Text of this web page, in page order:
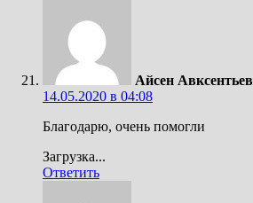
Айсен Авксентьев
14.05.2020 в 04:08
Благодарю, очень помогли
Загрузка...
Ответить